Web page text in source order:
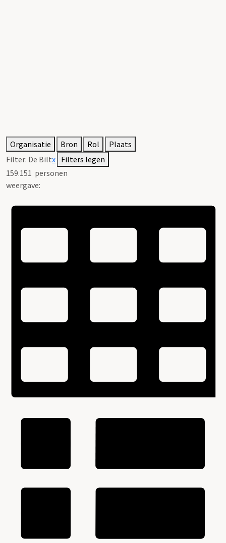
Organisatie Bron Rol
Plaats
Filter: De Biltx Filters legen
159.151 personen
weergave: